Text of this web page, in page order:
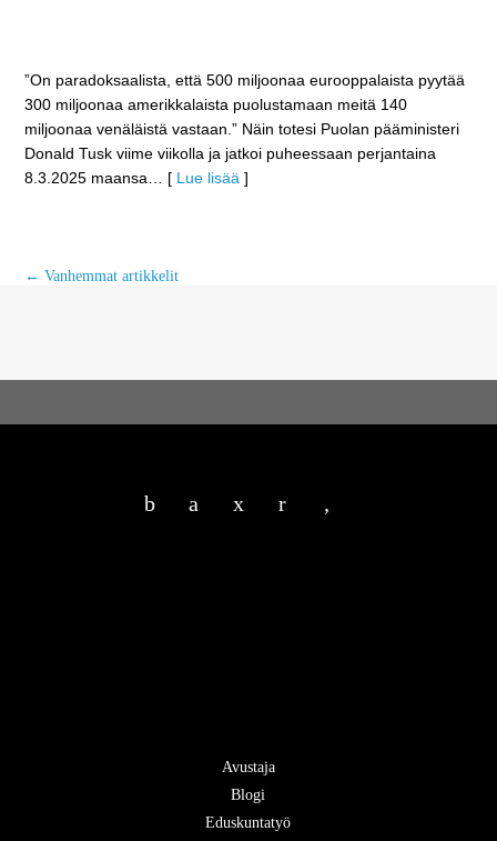
”On paradoksaalista, että 500 miljoonaa eurooppalaista pyytää
300 miljoonaa amerikkalaista puolustamaan meitä 140
miljoonaa venäläistä vastaan.” Näin totesi Puolan pääministeri
Donald Tusk viime viikolla ja jatkoi puheessaan perjantaina
8.3.2025 maansa … [ Lue lisää ]
← Vanhemmat artikkelit
b a x r ,
Avustaja
Blogi
Eduskuntatyö